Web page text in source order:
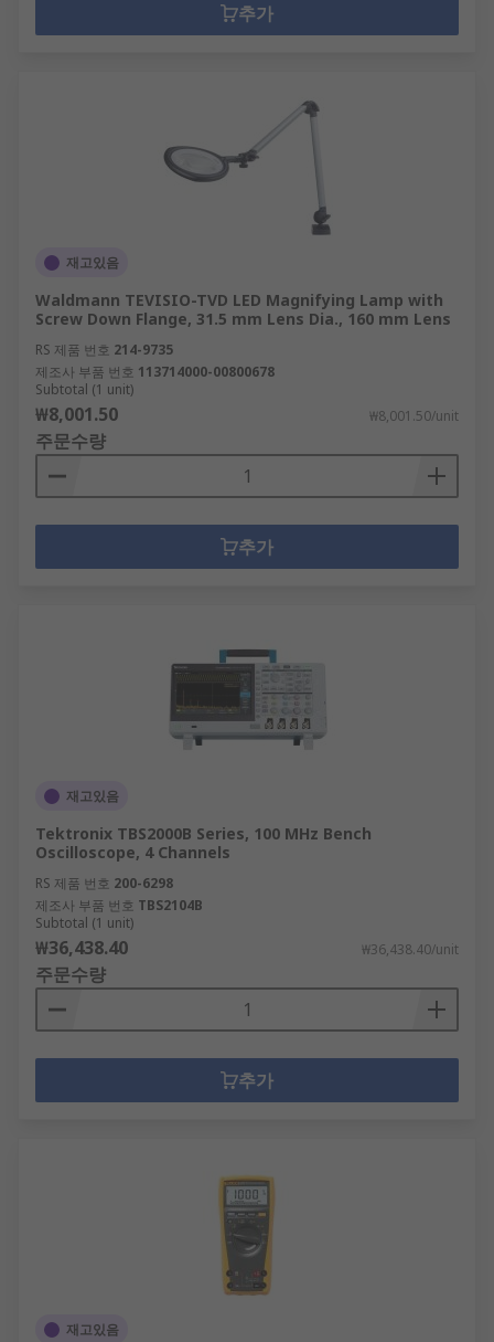
추가
재고있음
Waldmann TEVISIO-TVD LED Magnifying Lamp with
Screw Down Flange, 31.5 mm Lens Dia., 160 mm Lens
RS 제품 번호 214-9735
제조사 부품 번호 113714000-00800678
Subtotal (1 unit)
₩8,001.50 ₩8,001.50/unit
주문수량
추가
재고있음
Tektronix TBS2000B Series, 100 MHz Bench
Oscilloscope, 4 Channels
RS 제품 번호 200-6298
제조사 부품 번호 TBS2104B
Subtotal (1 unit)
₩36,438.40 ₩36,438.40/unit
주문수량
추가
재고있음